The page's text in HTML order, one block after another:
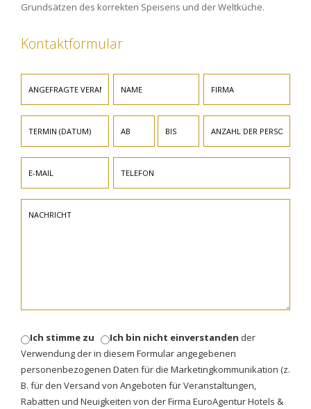
Grundsätzen des korrekten Speisens und der Weltküche.
Kontaktformular
Ich stimme zu Ich bin nicht einverstanden der
Verwendung der in diesem Formular angegebenen
personenbezogenen Daten für die Marketingkommunikation (z.
B. für den Versand von Angeboten für Veranstaltungen,
Rabatten und Neuigkeiten von der Firma EuroAgentur Hotels &